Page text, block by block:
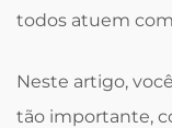
todos atuem
Neste artigo,
tão importante,